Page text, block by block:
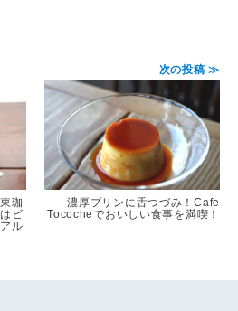
珈
ビ
ル
次の投稿 ≫
濃厚プリンに舌つづみ！Cafe
Tococheでおいしい食事を満喫！